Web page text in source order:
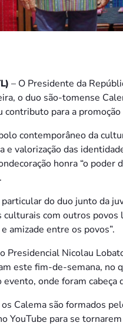
– O Presidente da
o duo são-tomense
para a
contemporâneo da
e valorização das
honra “o
do duo junto da
com outros
amizade entre os povos”.
Presidencial Nicolau
este fim-de-semana, no
evento, onde foram
Calema são formados
YouTube para se